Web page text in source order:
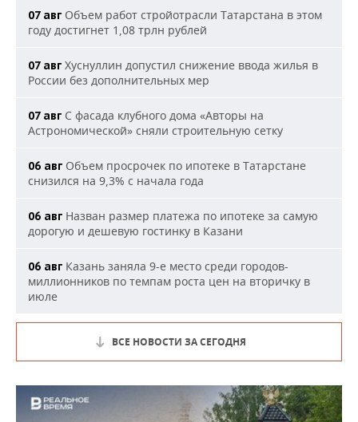
07 авг Объем работ стройотрасли Татарстана в этом
году достигнет 1,08 трлн рублей
07 авг Хуснуллин допустил снижение ввода жилья в
России без дополнительных мер
07 авг С фасада клубного дома «Авторы на
Астрономической» сняли строительную сетку
06 авг Объем просрочек по ипотеке в Татарстане
снизился на 9,3% с начала года
06 авг Назван размер платежа по ипотеке за самую
дорогую и дешевую гостинку в Казани
06 авг Казань заняла 9-е место среди городов-
миллионников по темпам роста цен на вторичку в
июле
ВСЕ НОВОСТИ ЗА СЕГОДНЯ